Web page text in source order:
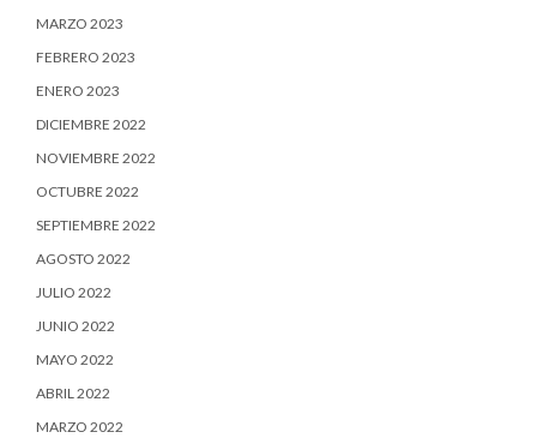
MARZO 2023
FEBRERO 2023
ENERO 2023
DICIEMBRE 2022
NOVIEMBRE 2022
OCTUBRE 2022
SEPTIEMBRE 2022
AGOSTO 2022
JULIO 2022
JUNIO 2022
MAYO 2022
ABRIL 2022
MARZO 2022